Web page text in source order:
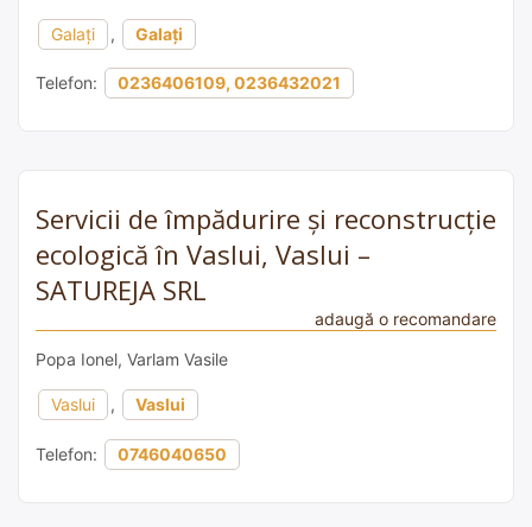
Galați , Galați
Telefon: 0236406109, 0236432021
Servicii de împădurire și reconstrucție
ecologică în Vaslui, Vaslui –
SATUREJA SRL
adaugă o recomandare
Popa Ionel, Varlam Vasile
Vaslui , Vaslui
Telefon: 0746040650